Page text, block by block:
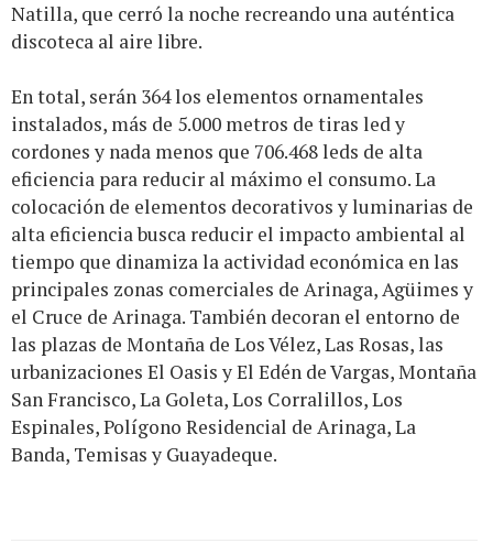
Natilla, que cerró la noche recreando una auténtica
discoteca al aire libre.
En total, serán 364 los elementos ornamentales
instalados, más de 5.000 metros de tiras led y
cordones y nada menos que 706.468 leds de alta
eficiencia para reducir al máximo el consumo. La
colocación de elementos decorativos y luminarias de
alta eficiencia busca reducir el impacto ambiental al
tiempo que dinamiza la actividad económica en las
principales zonas comerciales de Arinaga, Agüimes y
el Cruce de Arinaga. También decoran el entorno de
las plazas de Montaña de Los Vélez, Las Rosas, las
urbanizaciones El Oasis y El Edén de Vargas, Montaña
San Francisco, La Goleta, Los Corralillos, Los
Espinales, Polígono Residencial de Arinaga, La
Banda, Temisas y Guayadeque.